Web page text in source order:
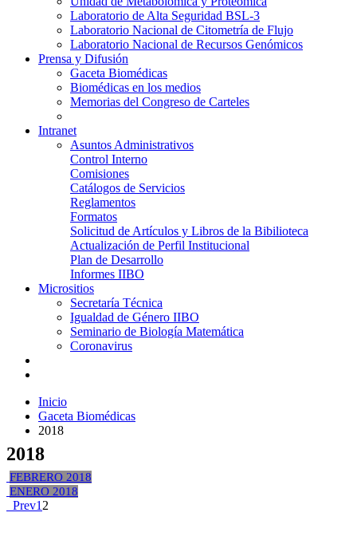
Laboratorio de Alta Seguridad BSL-3
Laboratorio Nacional de Citometría de Flujo
Laboratorio Nacional de Recursos Genómicos
Prensa y Difusión
Gaceta Biomédicas
Biomédicas en los medios
Memorias del Congreso de Carteles
Intranet
Asuntos Administrativos
Control Interno
Comisiones
Catálogos de Servicios
Reglamentos
Formatos
Solicitud de Artículos y Libros de la Bibilioteca
Actualización de Perfil Institucional
Plan de Desarrollo
Informes IIBO
Micrositios
Secretaría Técnica
Igualdad de Género IIBO
Seminario de Biología Matemática
Coronavirus
Inicio
Gaceta Biomédicas
2018
2018
FEBRERO 2018
ENERO 2018
Prev1 2